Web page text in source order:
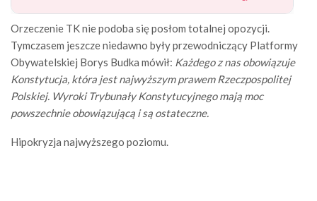
Orzeczenie TK nie podoba się posłom totalnej opozycji.
Tymczasem jeszcze niedawno były przewodniczący Platformy
Obywatelskiej Borys Budka mówił: Każdego z nas obowiązuje
Konstytucja, która jest najwyższym prawem Rzeczpospolitej
Polskiej. Wyroki Trybunały Konstytucyjnego mają moc
powszechnie obowiązującą i są ostateczne.
Hipokryzja najwyższego poziomu.